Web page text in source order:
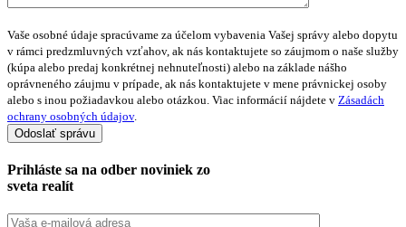
Vaše osobné údaje spracúvame za účelom vybavenia Vašej správy alebo dopytu
v rámci predzmluvných vzťahov, ak nás kontaktujete so záujmom o naše služby
(kúpa alebo predaj konkrétnej nehnuteľnosti) alebo na základe nášho
oprávneného záujmu v prípade, ak nás kontaktujete v mene právnickej osoby
alebo s inou požiadavkou alebo otázkou. Viac informácií nájdete v Zásadách
ochrany osobných údajov.
Prihláste sa na odber noviniek zo
sveta realít